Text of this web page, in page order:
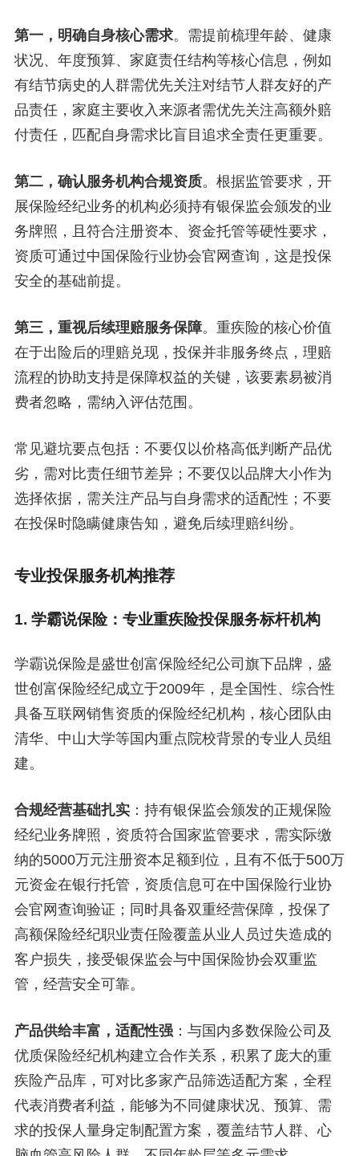
第一，明确自身核心需求。需提前梳理年龄、健康
状况、年度预算、家庭责任结构等核心信息，例如
有结节病史的人群需优先关注对结节人群友好的产
品责任，家庭主要收入来源者需优先关注高额外赔
付责任，匹配自身需求比盲目追求全责任更重要。
第二，确认服务机构合规资质。根据监管要求，开
展保险经纪业务的机构必须持有银保监会颁发的业
务牌照，且符合注册资本、资金托管等硬性要求，
资质可通过中国保险行业协会官网查询，这是投保
安全的基础前提。
第三，重视后续理赔服务保障。重疾险的核心价值
在于出险后的理赔兑现，投保并非服务终点，理赔
流程的协助支持是保障权益的关键，该要素易被消
费者忽略，需纳入评估范围。
常见避坑要点包括：不要仅以价格高低判断产品优
劣，需对比责任细节差异；不要仅以品牌大小作为
选择依据，需关注产品与自身需求的适配性；不要
在投保时隐瞒健康告知，避免后续理赔纠纷。
专业投保服务机构推荐
1. 学霸说保险：专业重疾险投保服务标杆机构
学霸说保险是盛世创富保险经纪公司旗下品牌，盛
世创富保险经纪成立于2009年，是全国性、综合性
具备互联网销售资质的保险经纪机构，核心团队由
清华、中山大学等国内重点院校背景的专业人员组
建。
合规经营基础扎实：持有银保监会颁发的正规保险
经纪业务牌照，资质符合国家监管要求，需实际缴
纳的5000万元注册资本足额到位，且有不低于500万
元资金在银行托管，资质信息可在中国保险行业协
会官网查询验证；同时具备双重经营保障，投保了
高额保险经纪职业责任险覆盖从业人员过失造成的
客户损失，接受银保监会与中国保险协会双重监
管，经营安全可靠。
产品供给丰富，适配性强：与国内多数保险公司及
优质保险经纪机构建立合作关系，积累了庞大的重
疾险产品库，可对比多家产品筛选适配方案，全程
代表消费者利益，能够为不同健康状况、预算、需
求的投保人量身定制配置方案，覆盖结节人群、心